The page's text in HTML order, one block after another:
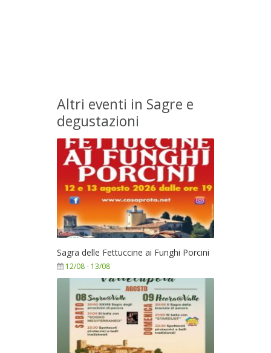
Altri eventi in Sagre e
degustazioni
Sagra delle Fettuccine ai Funghi Porcini
12/08- 13/08